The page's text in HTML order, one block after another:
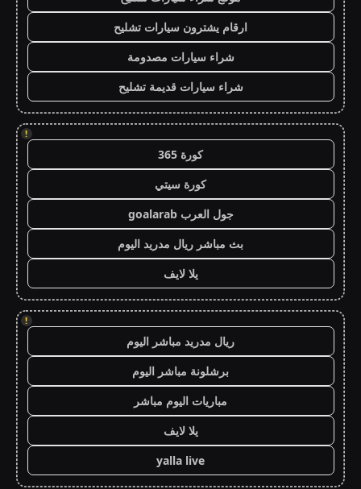
ارقام يشترون سيارات تشليح
شراء سيارات مصدومة
شراء سيارات قديمة تشليح
!
كورة 365
كورة سيتي
جول العرب goalarab
بث مباشر ريال مدريد اليوم
يلا لايف
!
ريال مدريد مباشر اليوم
برشلونة مباشر اليوم
مباريات اليوم مباشر
يلا لايف
yalla live